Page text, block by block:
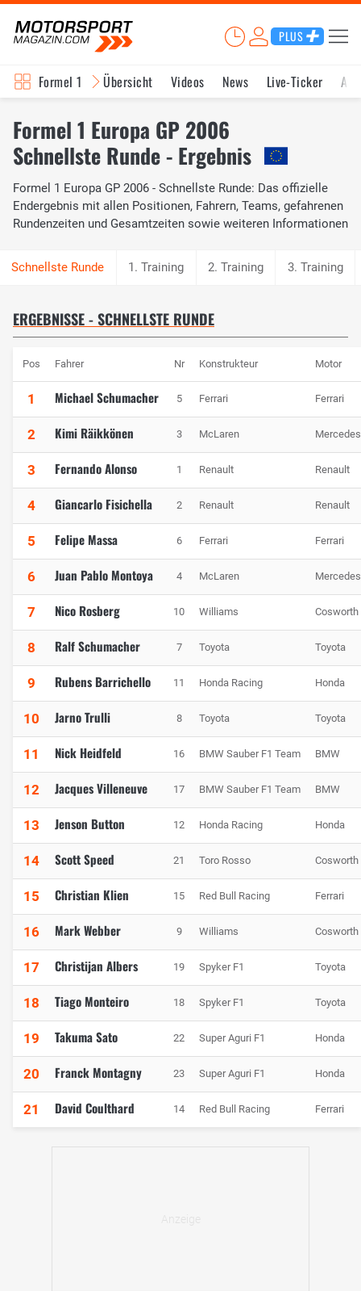
PLUS
Formel 1 Übersicht Videos News Live-Ticker
Formel 1 Europa GP 2006
Schnellste Runde - Ergebnis
Formel 1 Europa GP 2006 - Schnellste Runde: Das offizielle
Endergebnis mit allen Positionen, Fahrern, Teams, gefahrenen
Rundenzeiten und Gesamtzeiten sowie weiteren Informationen
1. Training 2. Training 3. Training
ERGEBNISSE - SCHNELLSTE RUNDE
Pos Fahrer Nr Konstrukteur Motor
1 Michael Schumacher 5 Ferrari Ferrari
2 Kimi Räikkönen 3 McLaren Mercedes
3 Fernando Alonso 1 Renault Renault
4 Giancarlo Fisichella 2 Renault Renault
5 Felipe Massa 6 Ferrari Ferrari
6 Juan Pablo Montoya 4 McLaren Mercedes
7 Nico Rosberg 10 Williams Cosworth
8 Ralf Schumacher 7 Toyota Toyota
9 Rubens Barrichello 11 Honda Racing Honda
10 Jarno Trulli 8 Toyota Toyota
11 Nick Heidfeld 16 BMW Sauber F1 Team BMW
12 Jacques Villeneuve 17 BMW Sauber F1 Team BMW
13 Jenson Button 12 Honda Racing Honda
14 Scott Speed 21 Toro Rosso Cosworth
15 Christian Klien 15 Red Bull Racing Ferrari
16 Mark Webber 9 Williams Cosworth
17 Christijan Albers 19 Spyker F1 Toyota
18 Tiago Monteiro 18 Spyker F1 Toyota
19 Takuma Sato 22 Super Aguri F1 Honda
20 Franck Montagny 23 Super Aguri F1 Honda
21 David Coulthard 14 Red Bull Racing Ferrari